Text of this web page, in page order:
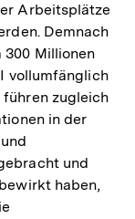
Arbeitsplätze
Demnach
300 Millionen
vollumfänglich
führen zugleich
in der
und
haben,